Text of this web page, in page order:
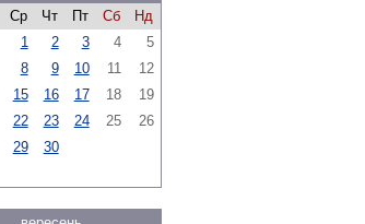
Ср Чт Пт Сб
Нд
1
2 3 4
5
8 9 10 11
12
15 16 17 18
19
22 23 24 25
26
29 30